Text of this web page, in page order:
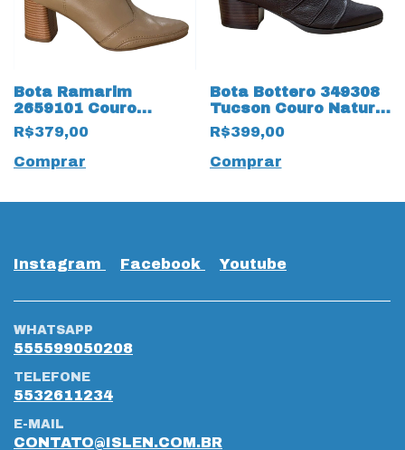
Bota Ramarim
2659101 Couro
Natural 19546 Nude
R$379,00
Comprar
Bota Bottero 349308
Tucson Couro Natural
Burnished 19543
Marrom
R$399,00
Comprar
Instagram Facebook Youtube
WHATSAPP
555599050208
TELEFONE
5532611234
E-MAIL
CONTATO@ISLEN.COM.BR